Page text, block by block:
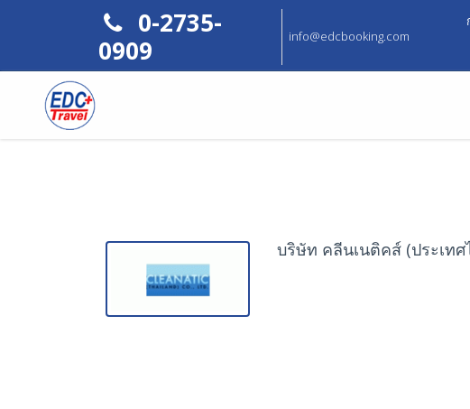
0-2735-
0909
info@edcbooking.com
บริษัท คลีนเนติคส์ (ประเทศ